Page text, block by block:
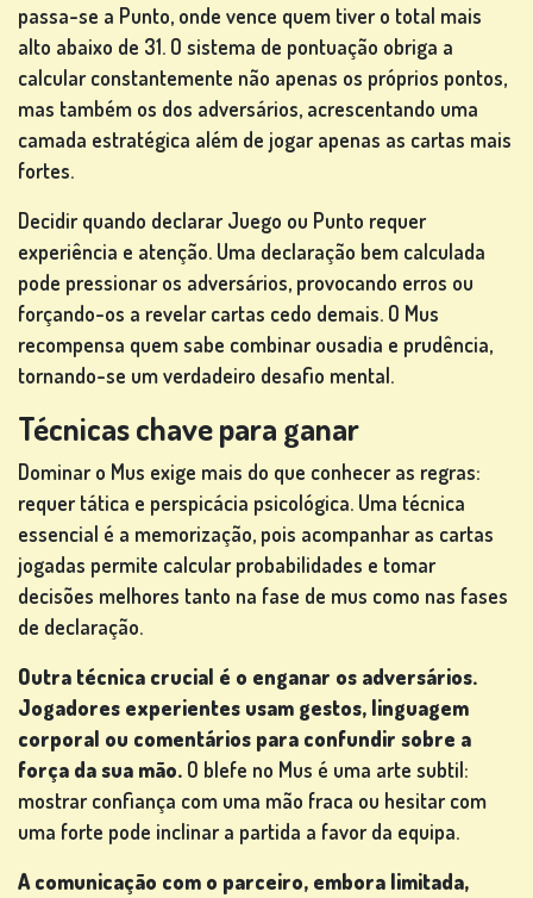
passa-se a Punto, onde vence quem tiver o total mais
alto abaixo de 31. O sistema de pontuação obriga a
calcular constantemente não apenas os próprios pontos,
mas também os dos adversários, acrescentando uma
camada estratégica além de jogar apenas as cartas mais
fortes.
Decidir quando declarar Juego ou Punto requer
experiência e atenção. Uma declaração bem calculada
pode pressionar os adversários, provocando erros ou
forçando-os a revelar cartas cedo demais. O Mus
recompensa quem sabe combinar ousadia e prudência,
tornando-se um verdadeiro desafio mental.
Técnicas chave para ganar
Dominar o Mus exige mais do que conhecer as regras:
requer tática e perspicácia psicológica. Uma técnica
essencial é a memorização, pois acompanhar as cartas
jogadas permite calcular probabilidades e tomar
decisões melhores tanto na fase de mus como nas fases
de declaração.
Outra técnica crucial é o enganar os adversários.
Jogadores experientes usam gestos, linguagem
corporal ou comentários para confundir sobre a
força da sua mão. O blefe no Mus é uma arte subtil:
mostrar confiança com uma mão fraca ou hesitar com
uma forte pode inclinar a partida a favor da equipa.
A comunicação com o parceiro, embora limitada,